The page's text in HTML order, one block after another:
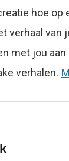
hoe op
verhaal van
met jou
verhalen.